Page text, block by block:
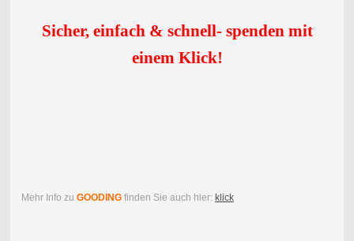
Sicher, einfach & schnell- spenden mit
einem Klick!
Mehr Info zu GOODINGfinden Sie auch hier: klick